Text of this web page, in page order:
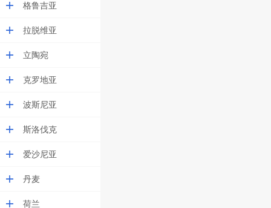
格鲁吉亚
拉脱维亚
立陶宛
克罗地亚
波斯尼亚
斯洛伐克
爱沙尼亚
丹麦
荷兰